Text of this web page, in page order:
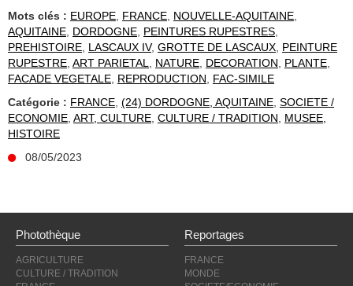
Mots clés : EUROPE, FRANCE, NOUVELLE-AQUITAINE,
AQUITAINE, DORDOGNE, PEINTURES RUPESTRES,
PREHISTOIRE, LASCAUX IV, GROTTE DE LASCAUX, PEINTURE
RUPESTRE, ART PARIETAL, NATURE, DECORATION, PLANTE,
FACADE VEGETALE, REPRODUCTION, FAC-SIMILE
Catégorie : FRANCE, (24) DORDOGNE, AQUITAINE, SOCIETE /
ECONOMIE, ART, CULTURE, CULTURE / TRADITION, MUSEE,
HISTOIRE
08/05/2023
Photothèque
AGRICULTURE
CULTURE / TRADITION
Reportages
FRANCE
MONDE